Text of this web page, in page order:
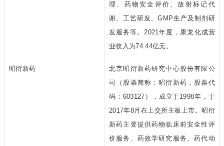
理、药物安全评价、放射标记代
谢、工艺研发、GMP生产及制剂研
发服务等。2021年度，康龙化成营
业收入为74.44亿元。
昭衍新药
北京昭衍新药研究中心股份有限公
司（股票简称：昭衍新药，股票代
码：603127），成立于1998年，于
2017年8月在上交所主板上市。昭衍
新药主要提供药物临床前安全性评
价服务、药效学研究服务、药代动